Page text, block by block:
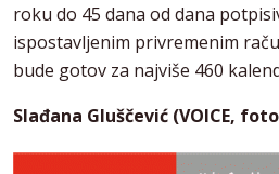
roku do 45 dana od dana
ispostavljenim privremenim
bude gotov za najviše 460
Slađana Gluščević (VOICE,